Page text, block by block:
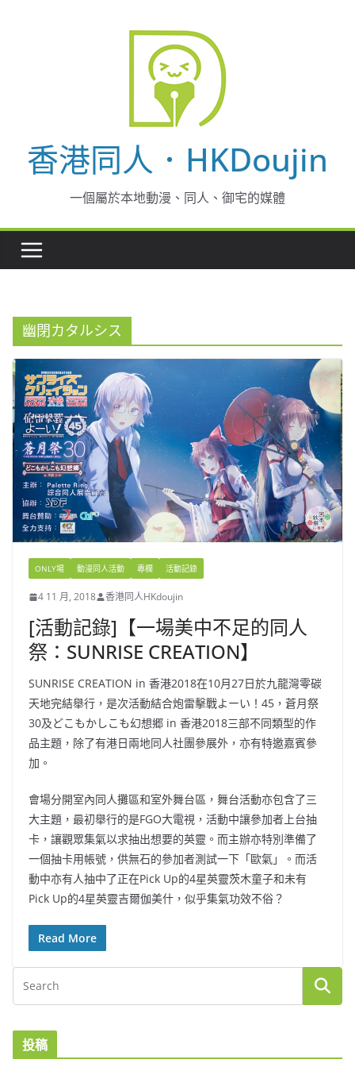
香港同人．HKDoujin
一個屬於本地動漫、同人、御宅的媒體
幽閉カタルシス
ONLY場 動漫同人活動 專欄 活動記錄
4 11 月, 2018 香港同人HKdoujin
[活動記錄]【一場美中不足的同人
祭：SUNRISE CREATION】
SUNRISE CREATION in 香港2018在10月27日於九龍灣零碳
天地完結舉行，是次活動結合炮雷擊戰よーい！45，蒼月祭
30及どこもかしこも幻想郷 in 香港2018三部不同類型的作
品主題，除了有港日兩地同人社團參展外，亦有特邀嘉賓參
加。
會場分開室內同人攤區和室外舞台區，舞台活動亦包含了三
大主題，最初舉行的是FGO大電視，活動中讓參加者上台抽
卡，讓觀眾集氣以求抽出想要的英靈。而主辦亦特別準備了
一個抽卡用帳號，供無石的參加者測試一下「歐氣」。而活
動中亦有人抽中了正在Pick Up的4星英靈茨木童子和未有
Pick Up的4星英靈吉爾伽美什，似乎集氣功效不俗？
Read More
投稿